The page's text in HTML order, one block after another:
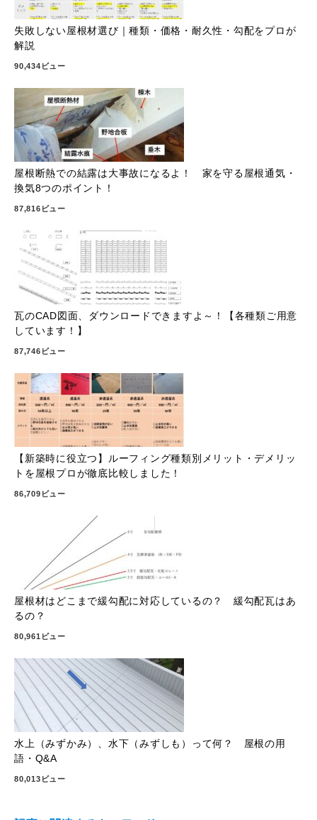
失敗しない屋根材選び｜種類・価格・耐久性・勾配をプロが
解説
90,434ビュー
屋根断熱での結露は大事故になるよ！ 家を守る屋根通気・
換気8つのポイント！
87,816ビュー
瓦のCAD図面、ダウンロードできますよ～！【各種類ご用意
しています！】
87,746ビュー
【新築時に役立つ】ルーフィング種類別メリット・デメリッ
トを屋根プロが徹底比較しました！
86,709ビュー
屋根材はどこまで緩勾配に対応しているの？ 緩勾配瓦はあ
るの？
80,961ビュー
水上（みずかみ）、水下（みずしも）って何？ 屋根の用
語・Q&A
80,013ビュー